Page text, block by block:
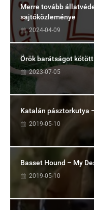
Merre tovább
sajtóközleménye
2024-04-09
Örök barátságot
2023-07-05
Katalán pásztorkutya
2019-05-10
Basset Hound – My
2019-05-10